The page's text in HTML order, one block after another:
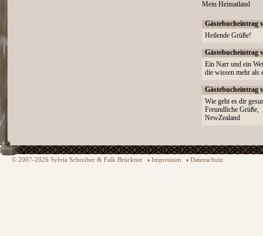
Mein Heimatland
Gästebucheintrag
Heilende Grüße!
Gästebucheintrag
Ein Narr und ein
die wissen mehr als
Gästebucheintrag
Wie geht es dir
Freundliche Grüße,
NewZealand
© 2007-2026 Sylvia Schreiber & Falk Brückner Impressum Datenschutz